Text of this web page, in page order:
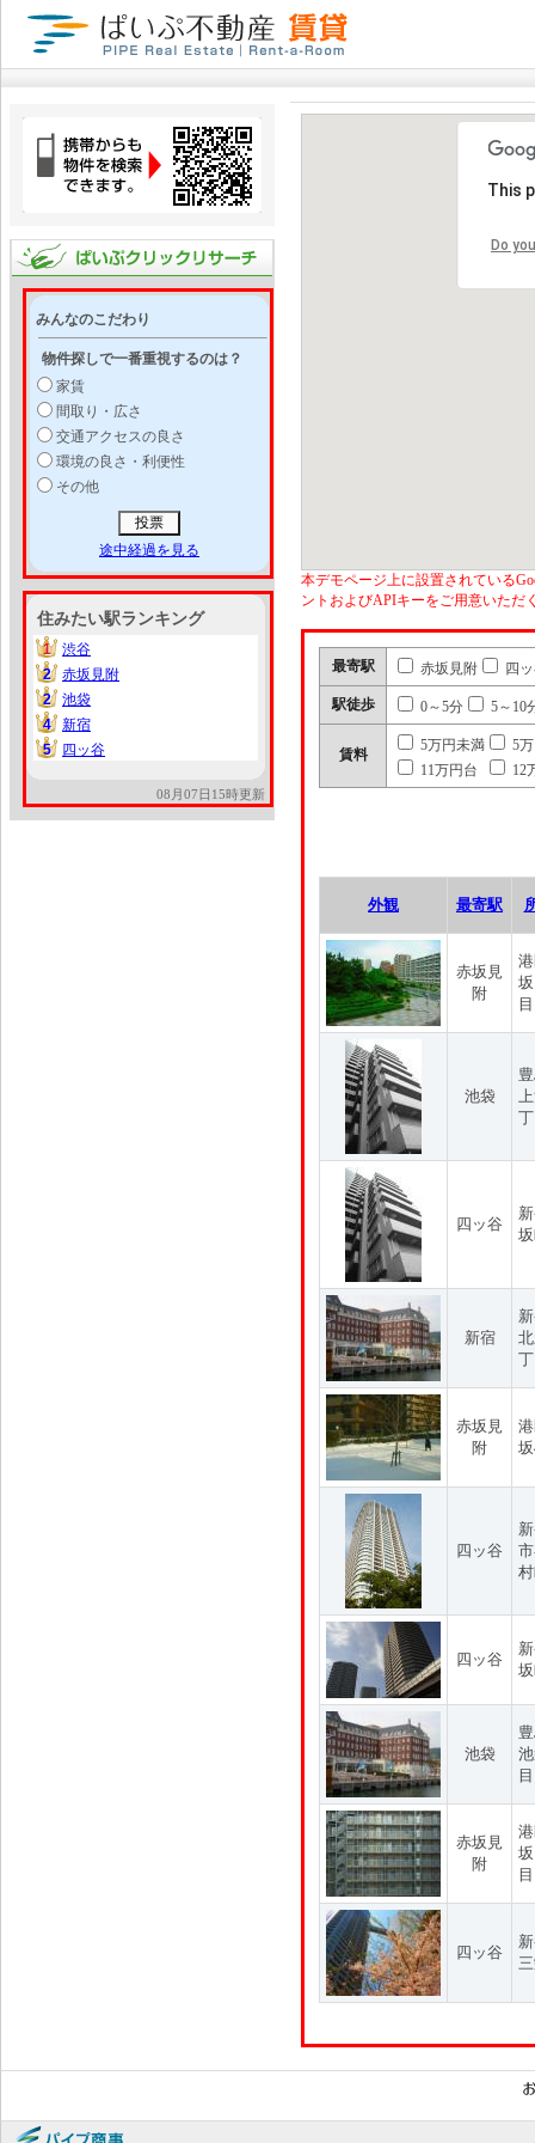
みんなのこだわり
物件探しで一番重視するのは？
家賃
間取り・広さ
交通アクセスの良さ
環境の良さ・利便性
その他
途中経過を見る
住みたい駅ランキング
1
1
渋谷
2
2
赤坂見附
2
2
池袋
4
4
新宿
5
5 四ッ谷
08月07日15時更新
This
Do
本デモページ上に設置されている
ントおよびAPIキーをご用意いただ
最寄駅 赤坂見附 四
駅徒歩 0～5分 5～10
賃料
5万円未満
5
11万円台
12
外観 最寄駅
赤坂見
附
目
池袋
四ッ谷
新宿
赤坂見
附
四ッ谷
四ッ谷
池袋
赤坂見
附
目
四ッ谷